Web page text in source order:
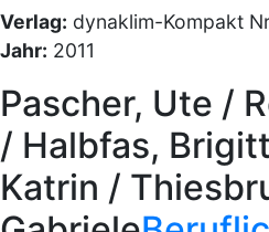
Verlag: dynaklim-Kompakt
Jahr: 2011
Pascher, Ute /
/ Halbfas,
Katrin /